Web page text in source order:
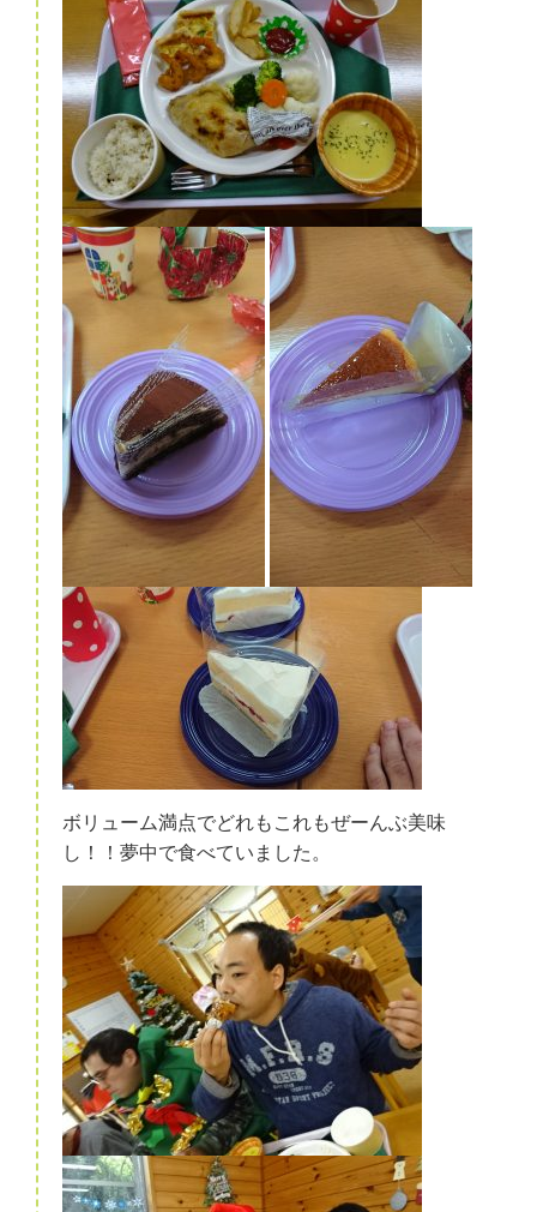
ボリューム満点でどれもこれもぜーんぶ美味
し！！夢中で食べていました。